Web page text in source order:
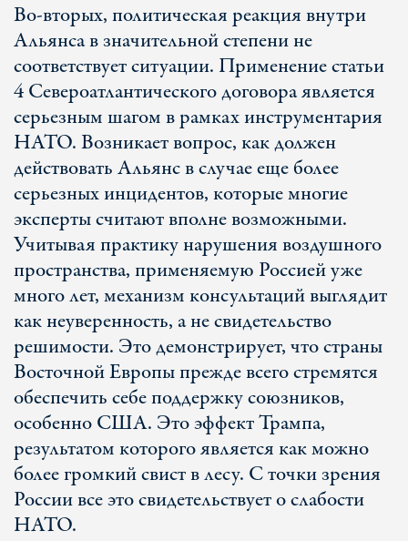
Во-вторых, политическая реакция внутри
Альянса в значительной степени не
соответствует ситуации. Применение статьи
4 Североатлантического договора является
серьезным шагом в рамках инструментария
НАТО. Возникает вопрос, как должен
действовать Альянс в случае еще более
серьезных инцидентов, которые многие
эксперты считают вполне возможными.
Учитывая практику нарушения воздушного
пространства, применяемую Россией уже
много лет, механизм консультаций выглядит
как неуверенность, а не свидетельство
решимости. Это демонстрирует, что страны
Восточной Европы прежде всего стремятся
обеспечить себе поддержку союзников,
особенно США. Это эффект Трампа,
результатом которого является как можно
более громкий свист в лесу. С точки зрения
России все это свидетельствует о слабости
НАТО.